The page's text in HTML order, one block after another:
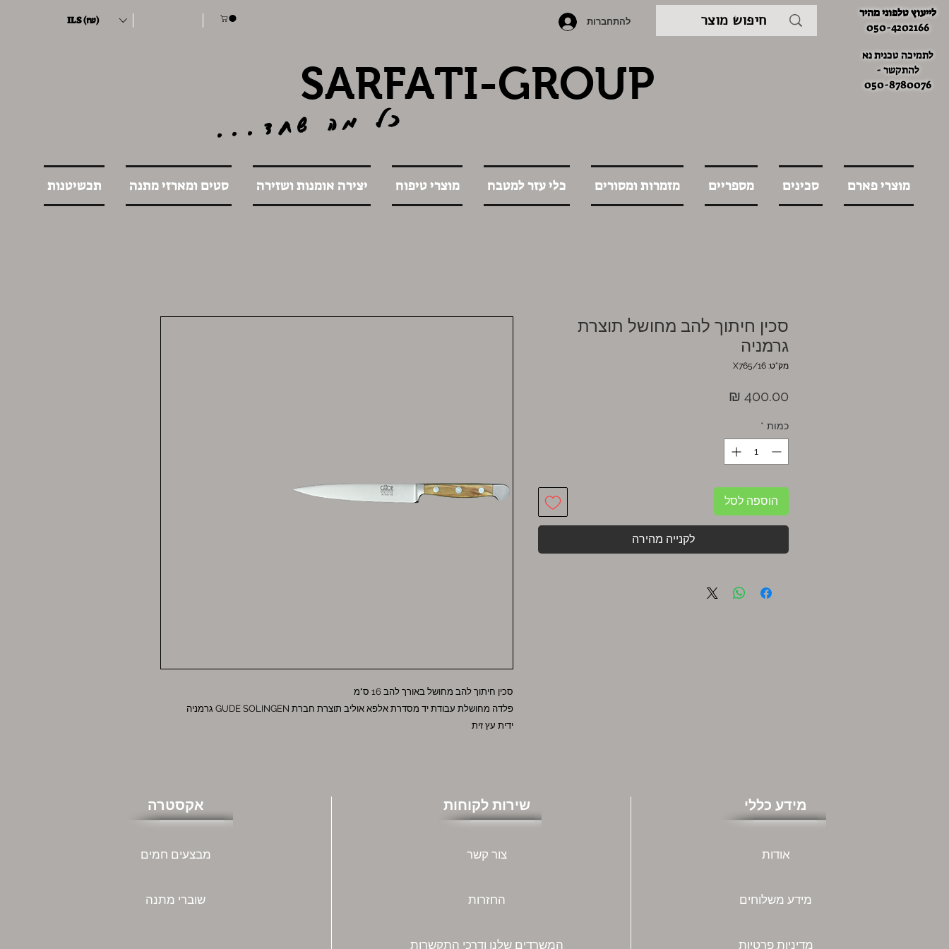
לייעוץ טלפוני מהיר
050-4202166
לתמיכה טכנית נא
להתקשר -
050-8780076
ILS (₪) להתחברות
SARFATI-GROUP
כל מה שחד...
מוצרי פארם סכינים מספריים מזמרות ומסורים כלי עזר למטבח מוצרי טיפוח יצירה אומנות ושזירה סטים ומארזי מתנה תכשיטנות
סכין חיתוך להב מחושל באורך להב 16 ס"מ
פלדה מחושלת עבודת יד מסדרת אלפא אוליב תוצרת חברת GUDE SOLINGEN גרמניה
ידית עץ זית
סכין חיתוך להב מחושל תוצרת
גרמניה
מק"ט: X765/16
כמות *
הוספה לסל
לקנייה מהירה
אקסטרה
מבצעים חמים
שוברי מתנה
שירות לקוחות
צור קשר
החזרות
המשרדים שלנו ודרכי התקשרות
מידע כללי
אודות
מידע משלוחים
מדיניות פרטיות